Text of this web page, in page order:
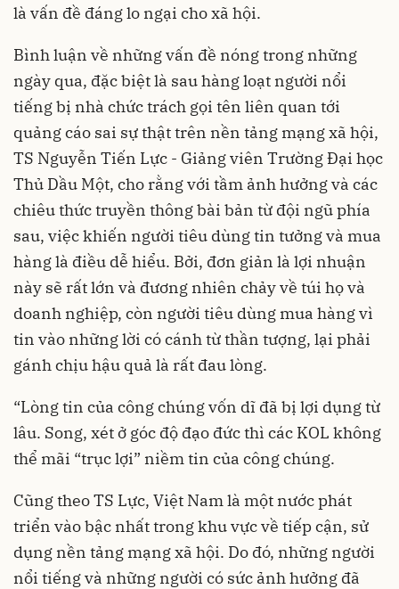
là vấn đề đáng lo ngại cho xã hội.
Bình luận về những vấn đề nóng trong những
ngày qua, đặc biệt là sau hàng loạt người nổi
tiếng bị nhà chức trách gọi tên liên quan tới
quảng cáo sai sự thật trên nền tảng mạng xã hội,
TS Nguyễn Tiến Lực - Giảng viên Trường Đại học
Thủ Dầu Một, cho rằng với tầm ảnh hưởng và các
chiêu thức truyền thông bài bản từ đội ngũ phía
sau, việc khiến người tiêu dùng tin tưởng và mua
hàng là điều dễ hiểu. Bởi, đơn giản là lợi nhuận
này sẽ rất lớn và đương nhiên chảy về túi họ và
doanh nghiệp, còn người tiêu dùng mua hàng vì
tin vào những lời có cánh từ thần tượng, lại phải
gánh chịu hậu quả là rất đau lòng.
“Lòng tin của công chúng vốn dĩ đã bị lợi dụng từ
lâu. Song, xét ở góc độ đạo đức thì các KOL không
thể mãi “trục lợi” niềm tin của công chúng.
Cũng theo TS Lực, Việt Nam là một nước phát
triển vào bậc nhất trong khu vực về tiếp cận, sử
dụng nền tảng mạng xã hội. Do đó, những người
nổi tiếng và những người có sức ảnh hưởng đã